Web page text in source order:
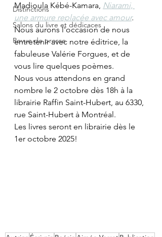
Distinctions
Salons du livre et dédicaces
Revue de presse
Madioula Kébé-Kamara, Niarami,
une armure replacée avec amour.
Nous aurons l'occasion de nous
entretenir avec notre éditrice, la
fabuleuse Valérie Forgues, et de
vous lire quelques poèmes.
Nous vous attendons en grand
nombre le 2 octobre dès 18h à la
librairie Raffin Saint-Hubert, au 6330,
rue Saint-Hubert à Montréal.
Les livres seront en librairie dès le
1er octobre 2025!